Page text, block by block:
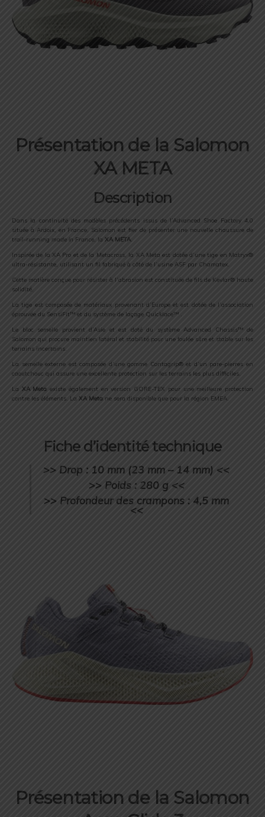
Présentation de la Salomon
XA META
Description
Dans la continuité des modèles précédents issus de l’Advanced Shoe Factory 4.0
située à Ardoix, en France, Salomon est fier de présenter une nouvelle chaussure de
trail-running made in France, la XA META.
Inspirée de la XA Pro et de la Metacross, la XA Meta est dotée d’une tige en Matryx®
ultra-résistante, utilisant un fil fabriqué à côté de l’usine ASF par Chamatex.
Cette matière conçue pour résister à l’abrasion est constituée de fils de Kevlar® haute
solidité.
La tige est composée de matériaux provenant d’Europe et est dotée de l’association
éprouvée du SensiFit™ et du système de laçage Quicklace™ .
Le bloc semelle provient d’Asie et est doté du système Advanced Chassis™ de
Salomon qui procure maintien latéral et stabilité pour une foulée sûre et stable sur les
terrains incertains.
La semelle externe est composée d’une gomme Contagrip® et d’un pare-pierres en
caoutchouc qui assure une excellente protection sur les terrains les plus difficiles.
La XA Meta existe également en version GORE-TEX pour une meilleure protection
contre les éléments. La XA Meta ne sera disponible que pour la région EMEA.
Fiche d’identité technique
>> Drop : 10 mm (23 mm – 14 mm) <<
>> Poids : 280 g <<
>> Profondeur des crampons : 4,5 mm
<<
Présentation de la Salomon